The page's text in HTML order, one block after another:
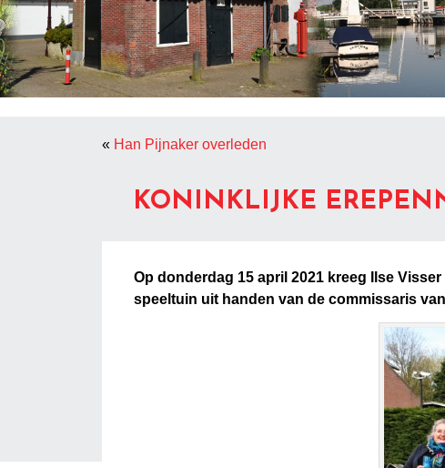
« Han Pijnaker overleden
KONINKLIJKE
Op donderdag 15 april 2021 kreeg Ilse
speeltuin uit handen van de commissaris